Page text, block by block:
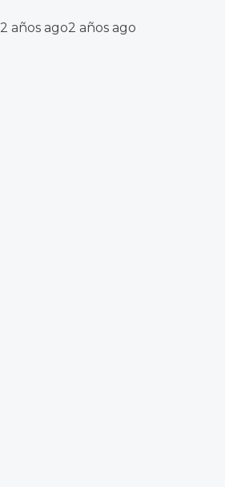
2 años ago2 años ago